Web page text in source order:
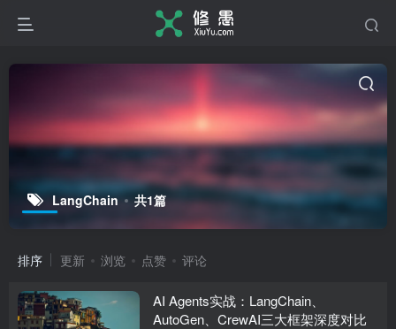
LangChain 共1篇
排序 更新 浏览 点赞 评论
AI Agents实战：LangChain、
AutoGen、CrewAI三大框架深度对比